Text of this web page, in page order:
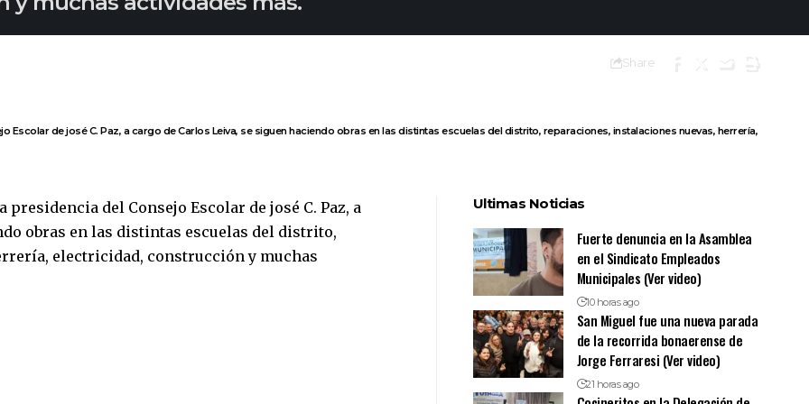
Share
Escolar de josé C. Paz, a cargo de Carlos Leiva, se siguen haciendo obras en las distintas escuelas del distrito, reparaciones, instalaciones nuevas, herrería,
del Consejo Escolar de josé C. Paz, a
obras en las distintas escuelas del distrito,
electricidad, construcción y muchas
Ultimas Noticias
Fuerte denuncia en la Asamblea
en el Sindicato Empleados
Municipales (Ver video)
10 horas ago
San Miguel fue una nueva parada
de la recorrida bonaerense de
Jorge Ferraresi (Ver video)
21 horas ago